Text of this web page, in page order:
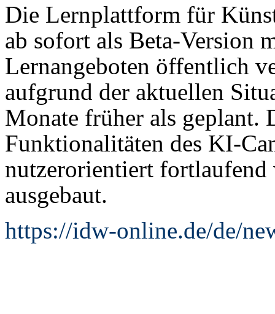
Die Lernplattform für
ab sofort als Beta-Version
Lernangeboten öffentlich
aufgrund der aktuellen
Monate früher als geplant.
Funktionalitäten des KI-
nutzerorientiert
ausgebaut.
https://idw-online.de/de/